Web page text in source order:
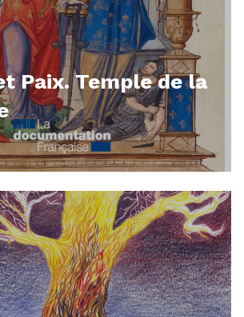
Paix. Temple de la